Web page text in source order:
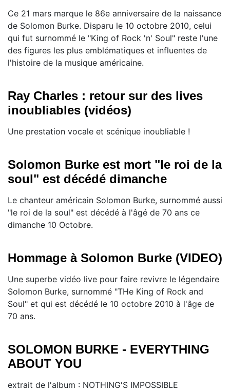
Ce 21 mars marque le 86e anniversaire de la naissance
de Solomon Burke. Disparu le 10 octobre 2010, celui
qui fut surnommé le "King of Rock 'n' Soul" reste l'une
des figures les plus emblématiques et influentes de
l'histoire de la musique américaine.
Ray Charles : retour sur des lives
inoubliables (vidéos)
Une prestation vocale et scénique inoubliable !
Solomon Burke est mort "le roi de la
soul" est décédé dimanche
Le chanteur américain Solomon Burke, surnommé aussi
"le roi de la soul" est décédé à l'âgé de 70 ans ce
dimanche 10 Octobre.
Hommage à Solomon Burke (VIDEO)
Une superbe vidéo live pour faire revivre le légendaire
Solomon Burke, surnommé "THe King of Rock and
Soul" et qui est décédé le 10 octobre 2010 à l'âge de
70 ans.
SOLOMON BURKE - EVERYTHING
ABOUT YOU
extrait de l'album : NOTHING'S IMPOSSIBLE